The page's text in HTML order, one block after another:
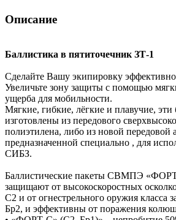
Описание
Баллистика в пятиточечник ЗТ-1
Сделайте Вашу экипировку
Увеличьте зону защиты с помощью
ущерба для мобильности.
Мягкие, гибкие, лёгкие и плавучие, эти
изготовлены из передового
полиэтилена, либо из новой передовой
предназначенной специально , для
СИБЗ.
Баллистические пакеты СВМПЭ
защищают от высокоскоростных
С2 и от огнестрельного оружия класса
Бр2, и эффективны от поражения